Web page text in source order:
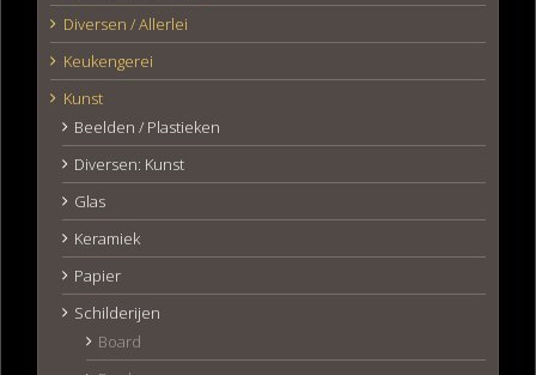
Diversen / Allerlei
Keukengerei
Kunst
Beelden / Plastieken
Diversen: Kunst
Glas
Keramiek
Papier
Schilderijen
Board